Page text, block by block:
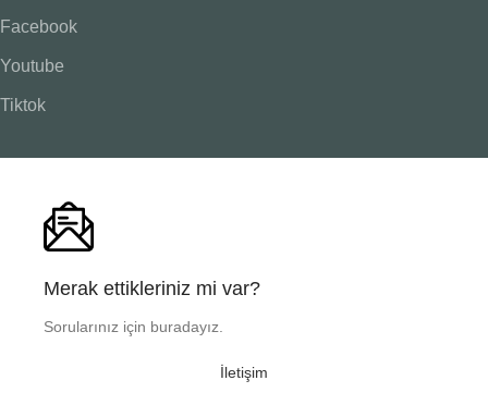
Facebook
Youtube
Tiktok
Merak ettikleriniz mi var?
Sorularınız için buradayız.
İletişim